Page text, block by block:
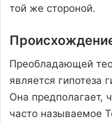
той же стороной.
Преобладающей
является гипотеза
Она предполагает,
часто называемое